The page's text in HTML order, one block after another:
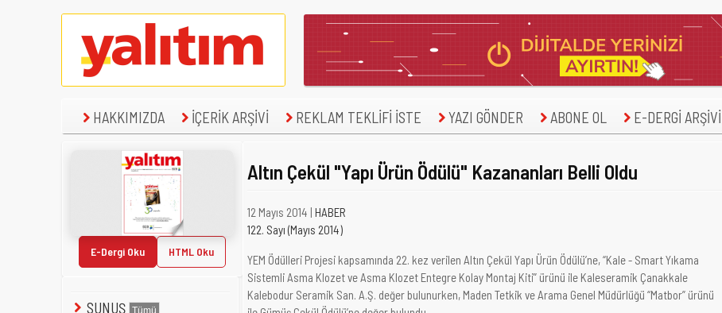
HAKKIMIZDA İÇERİK ARŞİVİ REKLAM TEKLİFİ İSTE YAZI GÖNDER ABONE OL E-DERGİ ARŞİVİ
E-Dergi Oku HTML Oku
SUNUŞ
Altın Çekül "Yapı Ürün Ödülü" Kazananları Belli Oldu
12 Mayıs 2014 | HABER
122. Sayı (Mayıs 2014)
YEM Ödülleri Projesi kapsamında 22. kez verilen Altın Çekül Yapı Ürün Ödülü’ne, “Kale - Smart Yıkama
Sistemli Asma Klozet ve Asma Klozet Entegre Kolay Montaj Kiti” ürünü ile Kaleseramik Çanakkale
Kalebodur Seramik San. A.Ş. değer bulunurken, Maden Tetkik ve Arama Genel Müdürlüğü “Matbor” ürünü